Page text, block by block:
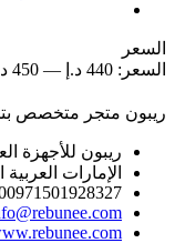
السعر
السعر: 440 د.إ — 450 د.إ
ريبون متجر متخصص
ريبون للأجهزة
الإمارات